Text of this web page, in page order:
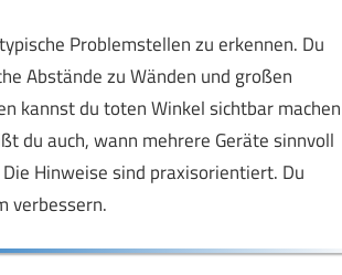
Problemstellen zu erkennen. Du
Abstände zu Wänden und großen
kannst du toten Winkel sichtbar machen
du auch, wann mehrere Geräte sinnvoll
Hinweise sind praxisorientiert. Du
verbessern.